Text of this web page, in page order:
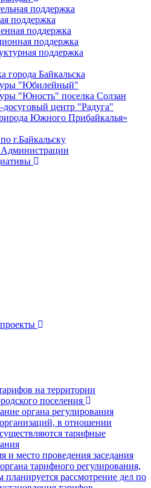
поддержка
поддержка
поддержка
поддержка
поддержка
города Байкальска
"Юбилейный"
"Юность" поселка Солзан
досуговый центр "Радуга"
Южного Прибайкалья»
г.Байкальску
на территории
поселения
органа регулирования
в отношении
тарифные
и место проведения заседания
тарифного регулирования,
планируется рассмотрение дел по